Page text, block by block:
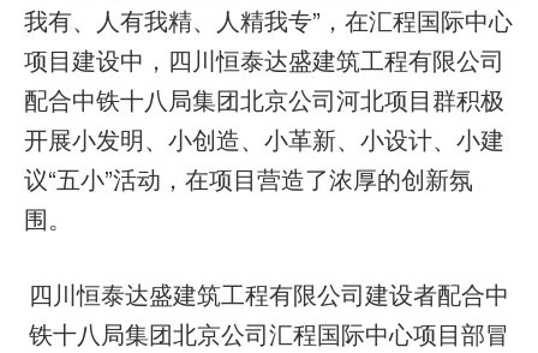
我有、人有我精、人精我专”，在汇程国际中心
项目建设中，四川恒泰达盛建筑工程有限公司
配合中铁十八局集团北京公司河北项目群积极
开展小发明、小创造、小革新、小设计、小建
议“五小”活动，在项目营造了浓厚的创新氛
围。
四川恒泰达盛建筑工程有限公司建设者配合中
铁十八局集团北京公司汇程国际中心项目部冒